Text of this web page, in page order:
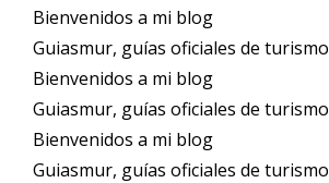
Bienvenidos a mi blog
Guiasmur, guías oficiales de turismo
Bienvenidos a mi blog
Guiasmur, guías oficiales de turismo
Bienvenidos a mi blog
Guiasmur, guías oficiales de turismo